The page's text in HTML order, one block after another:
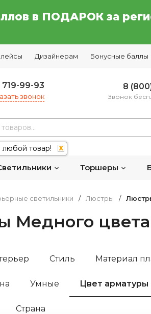
в ПОДАРОК за
Дизайнерам Бонусные баллы
719-99-93
звонок
8
Звонок
товар! X
Торшеры
светильники / Люстры /
Медного
Стиль Материал
Умные Цвет арматуры
Страна